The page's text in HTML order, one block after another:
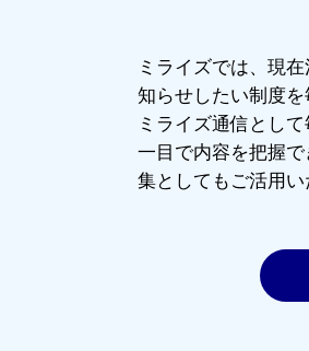
ミライズでは、現
知らせしたい制度
ミライズ通信とし
一目で内容を把握
集としてもご活用い